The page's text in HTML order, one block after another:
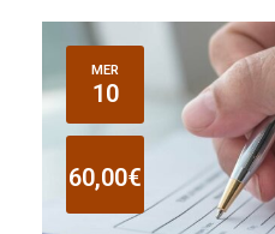
MER
10
60,00€